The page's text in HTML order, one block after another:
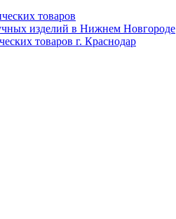
товаров
изделий в Нижнем Новгороде
товаров г. Краснодар